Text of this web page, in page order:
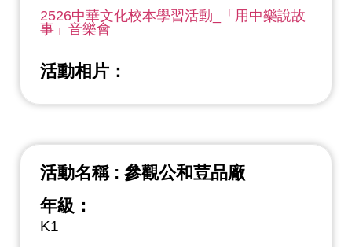
2526中華文化校本學習活動_「用中樂說故
事」音樂會
活動相片：
活動名稱 : 參觀公和荳品廠
年級：
K1